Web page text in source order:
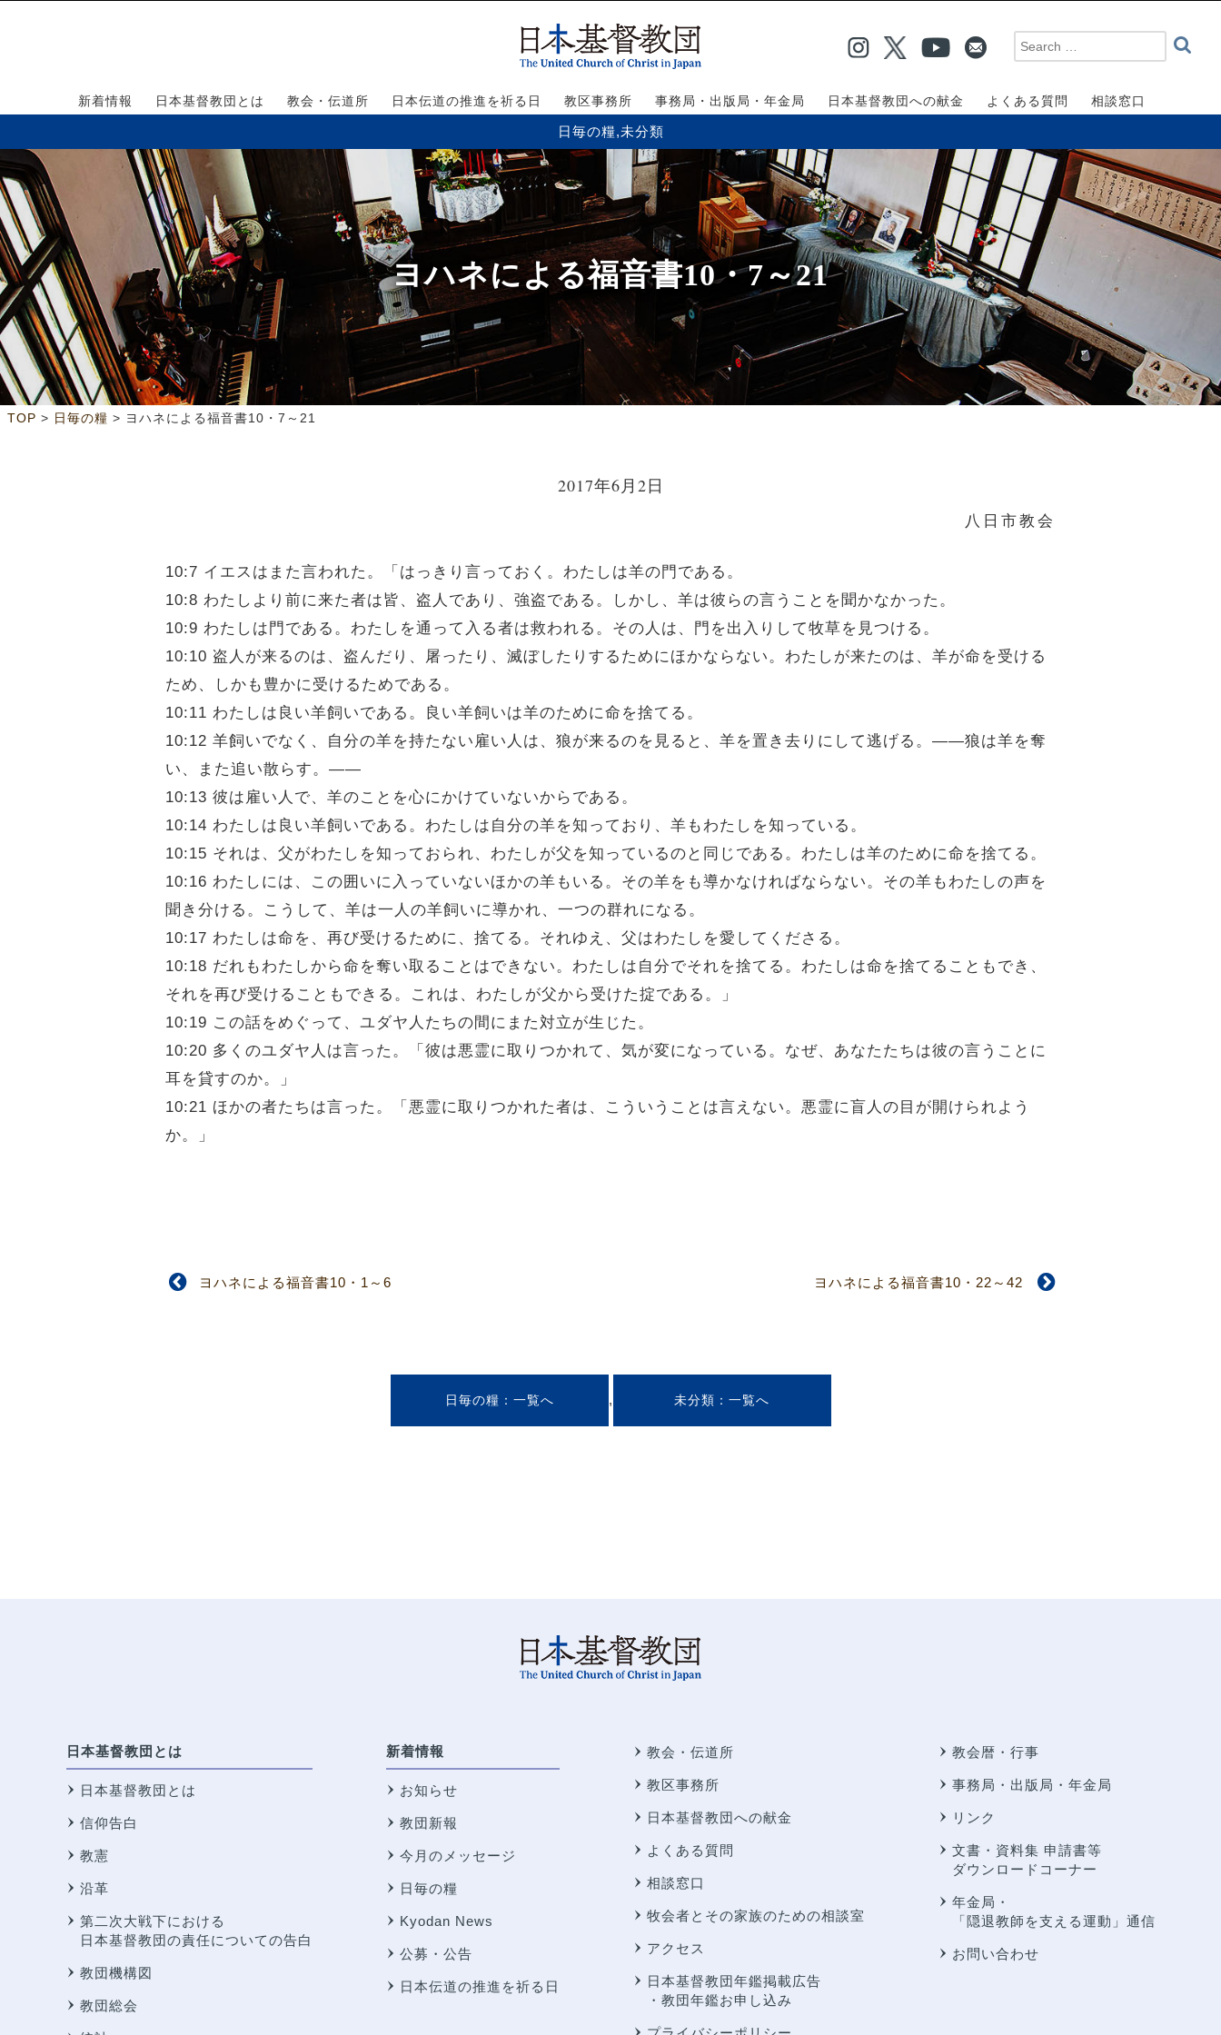
新着情報 日本基督教団とは 教会・伝道所 日本伝道の推進を祈る日 教区事務所 事務局・出版局・年金局 日本基督教団への献金 よくある質問 相談窓口
日毎の糧,未分類
ヨハネによる福音書10・7～21
TOP > 日毎の糧 > ヨハネによる福音書10・7～21
2017年6月2日
八日市教会
10:7 イエスはまた言われた。「はっきり言っておく。わたしは羊の門である。
10:8 わたしより前に来た者は皆、盗人であり、強盗である。しかし、羊は彼らの言うことを聞かなかった。
10:9 わたしは門である。わたしを通って入る者は救われる。その人は、門を出入りして牧草を見つける。
10:10 盗人が来るのは、盗んだり、屠ったり、滅ぼしたりするためにほかならない。わたしが来たのは、羊が命を受ける
ため、しかも豊かに受けるためである。
10:11 わたしは良い羊飼いである。良い羊飼いは羊のために命を捨てる。
10:12 羊飼いでなく、自分の羊を持たない雇い人は、狼が来るのを見ると、羊を置き去りにして逃げる。――狼は羊を奪
い、また追い散らす。――
10:13 彼は雇い人で、羊のことを心にかけていないからである。
10:14 わたしは良い羊飼いである。わたしは自分の羊を知っており、羊もわたしを知っている。
10:15 それは、父がわたしを知っておられ、わたしが父を知っているのと同じである。わたしは羊のために命を捨てる。
10:16 わたしには、この囲いに入っていないほかの羊もいる。その羊をも導かなければならない。その羊もわたしの声を
聞き分ける。こうして、羊は一人の羊飼いに導かれ、一つの群れになる。
10:17 わたしは命を、再び受けるために、捨てる。それゆえ、父はわたしを愛してくださる。
10:18 だれもわたしから命を奪い取ることはできない。わたしは自分でそれを捨てる。わたしは命を捨てることもでき、
それを再び受けることもできる。これは、わたしが父から受けた掟である。」
10:19 この話をめぐって、ユダヤ人たちの間にまた対立が生じた。
10:20 多くのユダヤ人は言った。「彼は悪霊に取りつかれて、気が変になっている。なぜ、あなたたちは彼の言うことに
耳を貸すのか。」
10:21 ほかの者たちは言った。「悪霊に取りつかれた者は、こういうことは言えない。悪霊に盲人の目が開けられよう
か。」
ヨハネによる福音書10・1～6 ヨハネによる福音書10・22～42
日毎の糧 , 未分類
日本基督教団とは
日本基督教団とは
信仰告白
教憲
沿革
第二次大戦下における
日本基督教団の責任についての告白
教団機構図
教団総会
新着情報
お知らせ
教団新報
今月のメッセージ
日毎の糧
Kyodan News
公募・公告
日本伝道の推進を祈る日
教会・伝道所
教区事務所
日本基督教団への献金
よくある質問
相談窓口
牧会者とその家族のための相談室
アクセス
日本基督教団年鑑掲載広告
・教団年鑑お申し込み
教会暦・行事
事務局・出版局・年金局
リンク
文書・資料集 申請書等
ダウンロードコーナー
年金局・
「隠退教師を支える運動」通信
お問い合わせ